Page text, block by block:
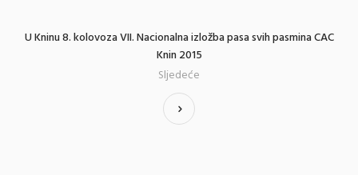
U Kninu 8. kolovoza VII. Nacionalna izložba pasa svih pasmina CAC
Knin 2015
Sljedeće